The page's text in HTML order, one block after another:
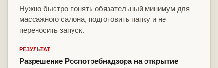
Нужно быстро понять обязательный минимум для
массажного салона, подготовить папку и не
переносить запуск.
РЕЗУЛЬТАТ
Разрешение Роспотребнадзора на открытие